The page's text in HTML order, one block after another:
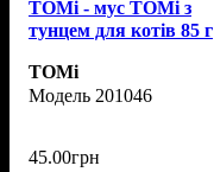
TOMi - мус TOMi з
тунцем для котів 85 г
TOMi
201046
45.00грн